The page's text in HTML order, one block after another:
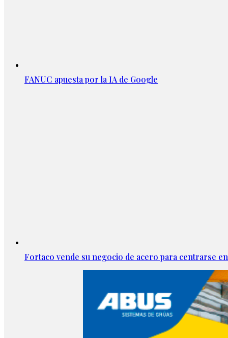
FANUC apuesta por la IA de Google
Fortaco vende su negocio de acero para centrarse